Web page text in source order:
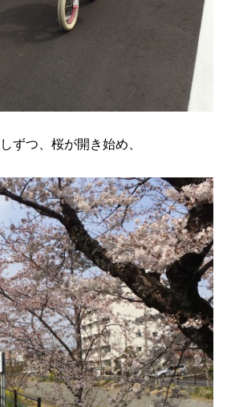
ずつ、桜が開き始め、